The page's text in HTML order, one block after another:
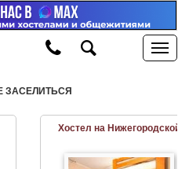
ЗАСЕЛИТЬСЯ
Хостел на Нижегородской